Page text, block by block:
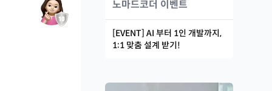
노마드코더 이벤트
[EVENT] AI 부터 1인 개발까지,
1:1 맞춤 설계 받기!